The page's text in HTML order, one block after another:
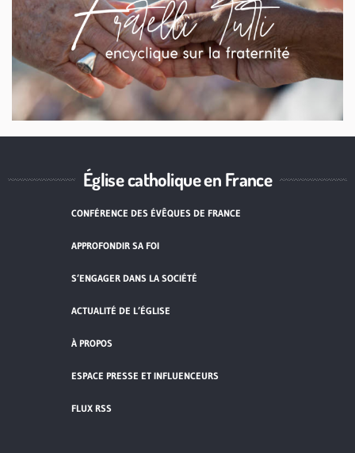
Église catholique en France
CONFÉRENCE DES ÉVÊQUES DE FRANCE
APPROFONDIR SA FOI
S’ENGAGER DANS LA SOCIÉTÉ
ACTUALITÉ DE L’ÉGLISE
À PROPOS
ESPACE PRESSE ET INFLUENCEURS
FLUX RSS